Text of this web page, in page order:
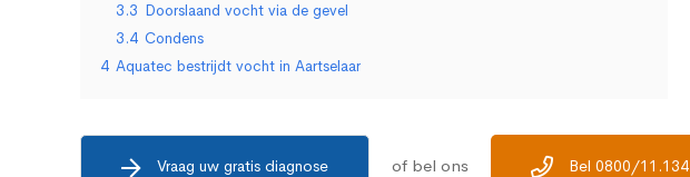
3.3 Doorslaand vocht via de gevel
3.4 Condens
4 Aquatec bestrijdt vocht in Aartselaar
Vraag uw gratis diagnose of bel ons Bel 0800/11.134